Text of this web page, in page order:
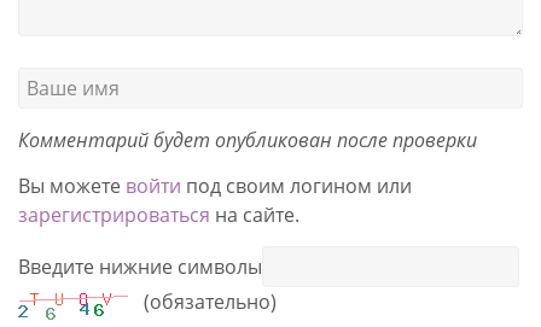
Комментарий будет опубликован после проверки
Вы можете войти под своим логином или
зарегистрироваться на сайте.
Введите нижние символы
(обязательно)